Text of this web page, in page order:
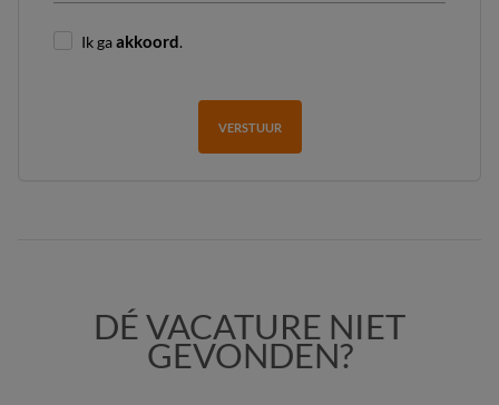
Ik gaakkoord.
VERSTUUR
DÉ VACATURE NIET
GEVONDEN?